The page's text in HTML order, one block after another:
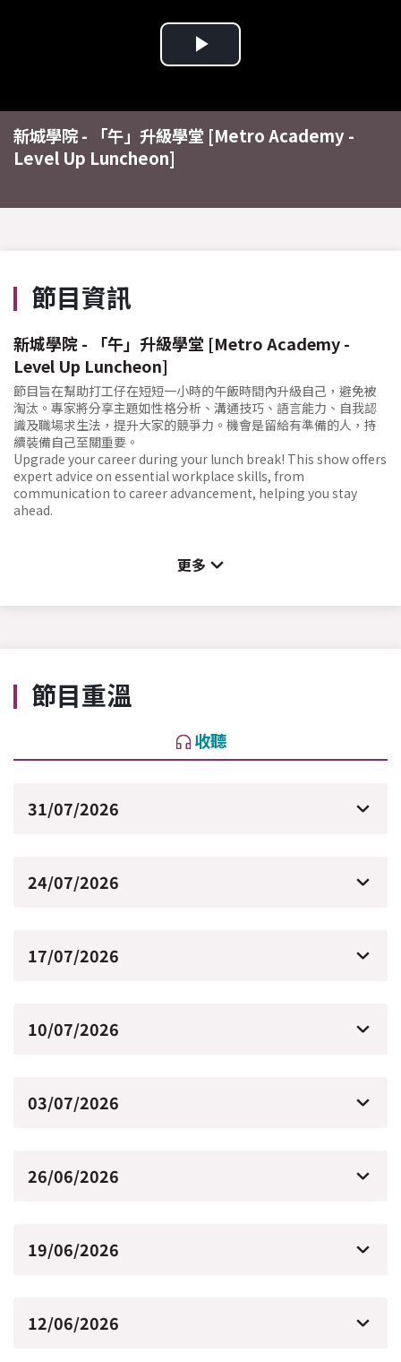
Play
Video
新城學院 - 「午」升級學堂 [Metro Academy -
Level Up Luncheon]
節目資訊
新城學院 - 「午」升級學堂 [Metro Academy -
Level Up Luncheon]
節目旨在幫助打工仔在短短一小時的午飯時間內升級自己，避免被
淘汰。專家將分享主題如性格分析、溝通技巧、語言能力、自我認
識及職場求生法，提升大家的競爭力。機會是留給有準備的人，持
續裝備自己至關重要。
Upgrade your career during your lunch break! This show offers
expert advice on essential workplace skills, from
communication to career advancement, helping you stay
ahead.
更多
節目重溫
收聽
31/07/2026
24/07/2026
17/07/2026
10/07/2026
03/07/2026
26/06/2026
19/06/2026
12/06/2026